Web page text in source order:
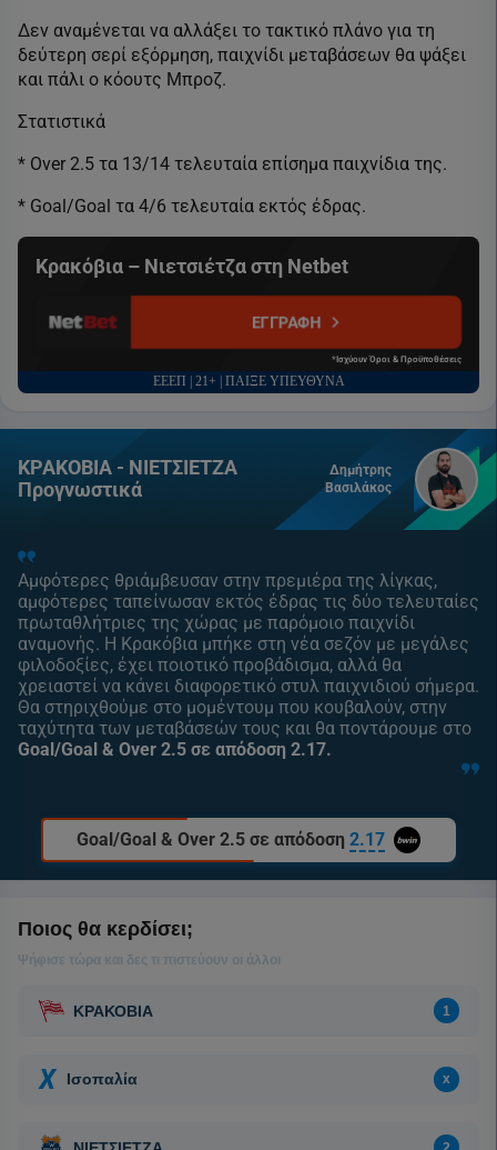
Δεν αναμένεται να αλλάξει το τακτικό πλάνο για τη
δεύτερη σερί εξόρμηση, παιχνίδι μεταβάσεων θα ψάξει
και πάλι ο κόουτς Μπροζ.
Στατιστικά
* Over 2.5 τα 13/14 τελευταία επίσημα παιχνίδια της.
* Goal/Goal τα 4/6 τελευταία εκτός έδρας.
Κρακόβια – Νιετσιέτζα στη Netbet
ΕΓΓΡΑΦΗ
*Ισχύουν Όροι & Προϋποθέσεις
ΕΕΕΠ | 21+ | ΠΑΙΞΕ ΥΠΕΥΘΥΝΑ
ΚΡΑΚΟΒΙΑ - ΝΙΕΤΣΙΕΤΖΑ
Προγνωστικά
Δημήτρης
Βασιλάκος
Αμφότερες θριάμβευσαν στην πρεμιέρα της λίγκας,
αμφότερες ταπείνωσαν εκτός έδρας τις δύο τελευταίες
πρωταθλήτριες της χώρας με παρόμοιο παιχνίδι
αναμονής. Η Κρακόβια μπήκε στη νέα σεζόν με μεγάλες
φιλοδοξίες, έχει ποιοτικό προβάδισμα, αλλά θα
χρειαστεί να κάνει διαφορετικό στυλ παιχνιδιού σήμερα.
Θα στηριχθούμε στο μομέντουμ που κουβαλούν, στην
ταχύτητα των μεταβάσεών τους και θα ποντάρουμε στο
Goal/Goal & Over 2.5 σε απόδοση 2.17.
Goal/Goal & Over 2.5 σε απόδοση 2.17